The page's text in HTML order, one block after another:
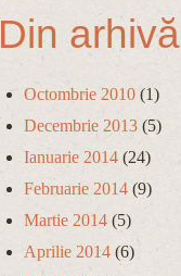
Din arhivă
Octombrie 2010 (1)
Decembrie 2013 (5)
Ianuarie 2014 (24)
Februarie 2014 (9)
Martie 2014 (5)
Aprilie 2014 (6)